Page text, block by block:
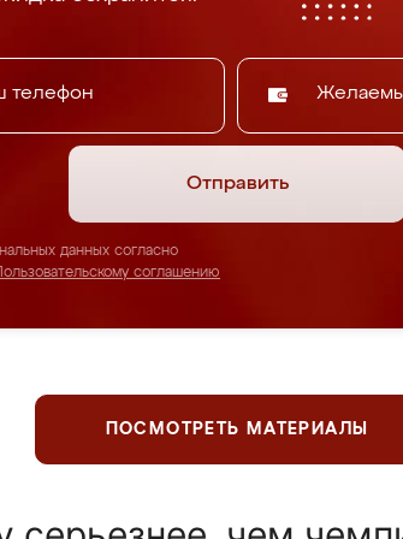
Отправить
данных согласно
Пользовательскому соглашению
ПОСМОТРЕТЬ МАТЕРИАЛЫ